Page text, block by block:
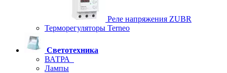
Реле напряжения ZUBR
Терморегуляторы Terneo
Светотехника
ВАТРА
Лампы